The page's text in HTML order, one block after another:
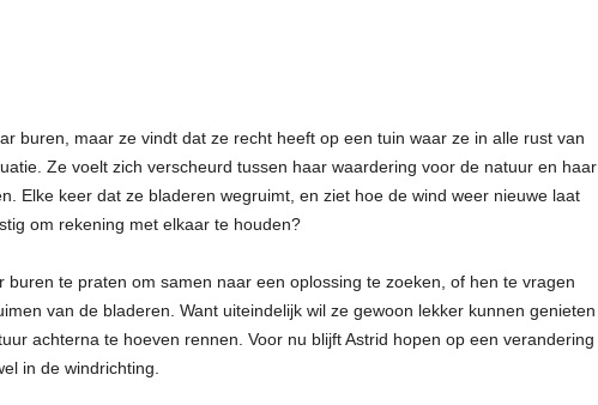
buren, maar ze vindt dat ze recht heeft op een tuin waar ze in alle rust van
Ze voelt zich verscheurd tussen haar waardering voor de natuur en haar
Elke keer dat ze bladeren wegruimt, en ziet hoe de wind weer nieuwe laat
om rekening met elkaar te houden?
te praten om samen naar een oplossing te zoeken, of hen te vragen
van de bladeren. Want uiteindelijk wil ze gewoon lekker kunnen genieten
achterna te hoeven rennen. Voor nu blijft Astrid hopen op een verandering
in de windrichting.